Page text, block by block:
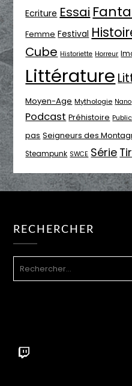
Ecriture Essai
Femme Festival
Cube Historiette Horreur
Littérature
Moyen-Age Mythologie Nano
Podcast Préhistoire
pas Seigneurs des
Steampunk SWCE Série
RECHERCHER
Twitch